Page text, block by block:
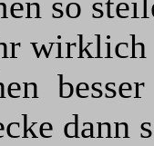
wirklich
dann